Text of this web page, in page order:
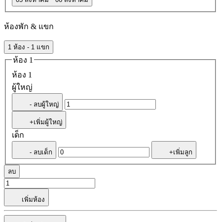
ห้องพัก & แขก
1 ห้อง - 1 แขก
ห้อง 1
ห้อง 1
ผู้ใหญ่
- ลบผู้ใหญ่
+เพิ่มผู้ใหญ่
เด็ก
- ลบเด็ก +เพิ่มลูก
ลบ
เพิ่มห้อง